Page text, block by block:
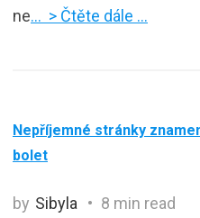
ne… > Čtěte dále …
Nepříjemné stránky
bolet
by Sibyla 8 min read